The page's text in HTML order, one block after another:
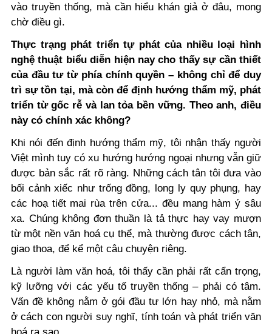
vào truyền thống, mà cần hiểu khán giả ở đâu, mong
chờ điều gì.
Thực trạng phát triển tự phát của nhiều loại hình
nghệ thuật biểu diễn hiện nay cho thấy sự cần thiết
của đầu tư từ phía chính quyền – không chỉ để duy
trì sự tồn tại, mà còn để định hướng thẩm mỹ, phát
triển từ gốc rễ và lan tỏa bền vững. Theo anh, điều
này có chính xác không?
Khi nói đến định hướng thẩm mỹ, tôi nhận thấy người
Việt mình tuy có xu hướng hướng ngoại nhưng vẫn giữ
được bản sắc rất rõ ràng. Những cách tân tôi đưa vào
bối cảnh xiếc như trống đồng, long ly quy phụng, hay
các hoạ tiết mai rùa trên cửa... đều mang hàm ý sâu
xa. Chúng không đơn thuần là tả thực hay vay mượn
từ một nền văn hoá cụ thể, mà thường được cách tân,
giao thoa, để kể một câu chuyện riêng.
Là người làm văn hoá, tôi thấy cần phải rất cẩn trọng,
kỹ lưỡng với các yếu tố truyền thống – phải có tâm.
Vấn đề không nằm ở gói đầu tư lớn hay nhỏ, mà nằm
ở cách con người suy nghĩ, tính toán và phát triển văn